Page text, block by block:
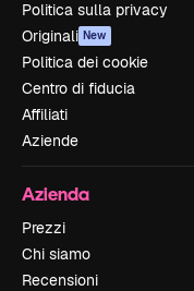
Politica sulla privacy
Originali New
Politica dei cookie
Centro di fiducia
Affiliati
Aziende
Azienda
Prezzi
Chi siamo
Recensioni